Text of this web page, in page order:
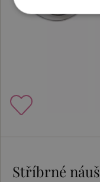
Stříbrné